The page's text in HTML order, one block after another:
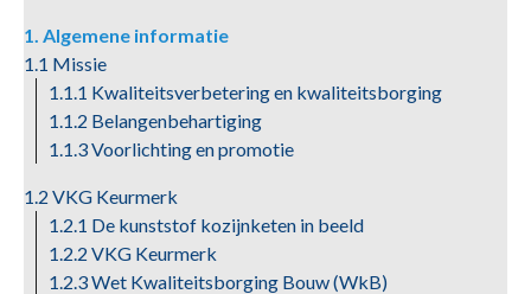
1. Algemene informatie
1.1 Missie
1.1.1 Kwaliteitsverbetering en kwaliteitsborging
1.1.2 Belangenbehartiging
1.1.3 Voorlichting en promotie
1.2 VKG Keurmerk
1.2.1 De kunststof kozijnketen in beeld
1.2.2 VKG Keurmerk
1.2.3 Wet Kwaliteitsborging Bouw (WkB)